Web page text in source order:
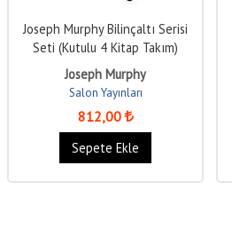
Joseph Murphy Bilinçaltı Serisi
Seti (Kutulu 4 Kitap Takım)
Joseph Murphy
Salon Yayınları
812,00
Sepete Ekle